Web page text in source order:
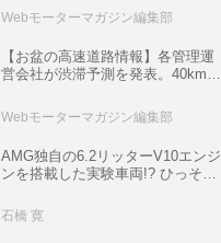
ムック
Webモーターマガジン編集部
【お盆の高速道路情報】各管理運
営会社が渋滞予測を発表。40km以
数ある
Webモーターマガジン編集部
AMG独自の6.2リッターV10エンジ
ンを搭載した実験車両!? ひっそり
P900 プロトタイプ」とは
石橋 寛